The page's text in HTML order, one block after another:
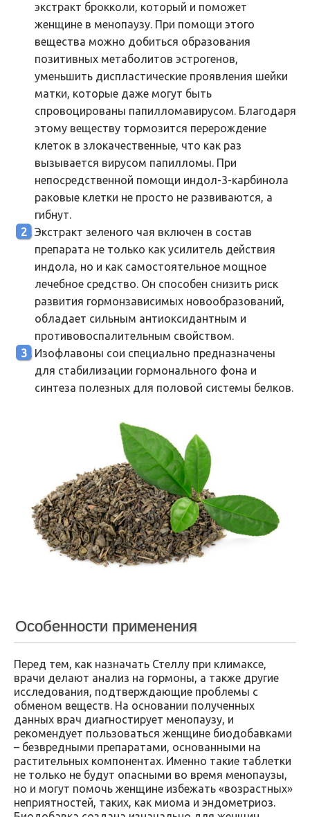
экстракт брокколи, который и поможет
женщине в менопаузу. При помощи этого
вещества можно добиться образования
позитивных метаболитов эстрогенов,
уменьшить диспластические проявления шейки
матки, которые даже могут быть
спровоцированы папилломавирусом. Благодаря
этому веществу тормозится перерождение
клеток в злокачественные, что как раз
вызывается вирусом папилломы. При
непосредственной помощи индол-3-карбинола
раковые клетки не просто не развиваются, а
гибнут.
Экстракт зеленого чая включен в состав
препарата не только как усилитель действия
индола, но и как самостоятельное мощное
лечебное средство. Он способен снизить риск
развития гормонзависимых новообразований,
обладает сильным антиоксидантным и
противовоспалительным свойством.
Изофлавоны сои специально предназначены
для стабилизации гормонального фона и
синтеза полезных для половой системы белков.
Особенности применения
Перед тем, как назначать Стеллу при климаксе,
врачи делают анализ на гормоны, а также другие
исследования, подтверждающие проблемы с
обменом веществ. На основании полученных
данных врач диагностирует менопаузу, и
рекомендует пользоваться женщине биодобавками
– безвредными препаратами, основанными на
растительных компонентах. Именно такие таблетки
не только не будут опасными во время менопаузы,
но и могут помочь женщине избежать «возрастных»
неприятностей, таких, как миома и эндометриоз.